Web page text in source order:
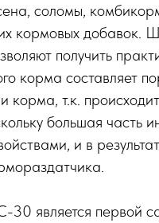
соломы,
кормовых добавок.
получить
корма составляет
корма, т.к.
большая часть
и в
является первой